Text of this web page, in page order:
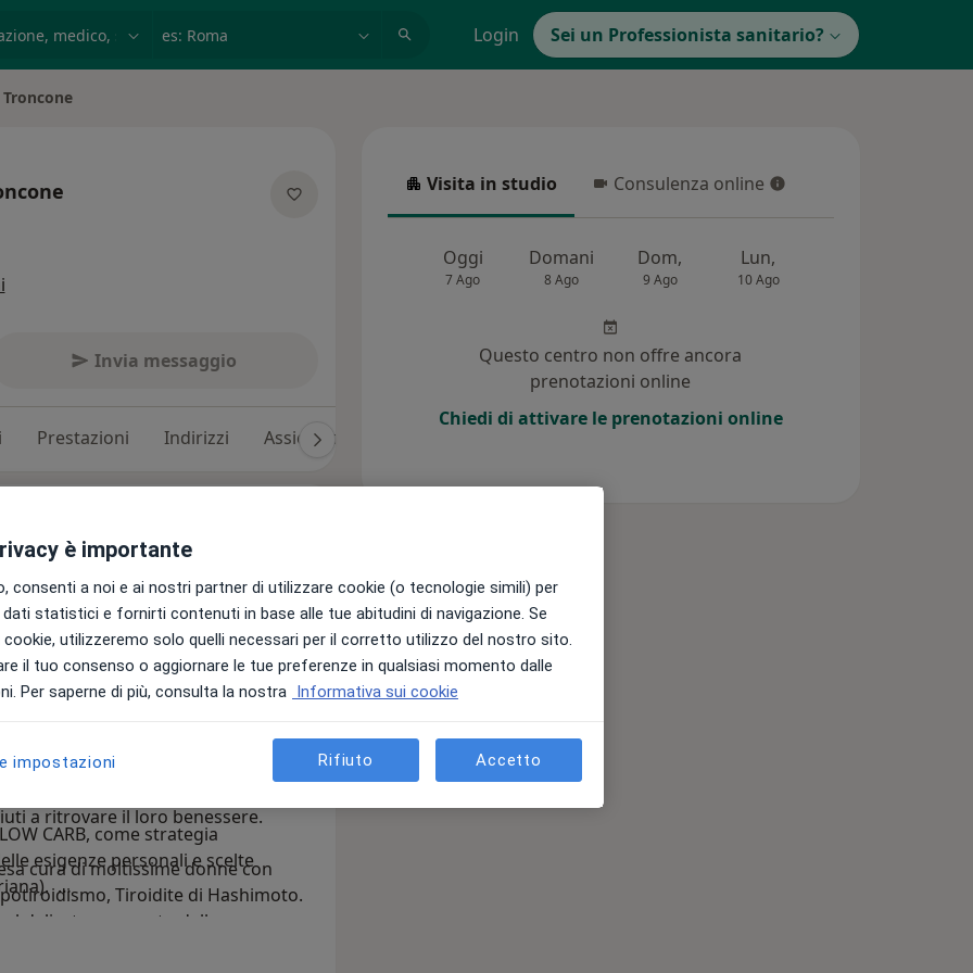
Login Sei un Professionista sanitario?
Invia messaggio
Prestazioni Indirizzi Assicurazioni
la salute dei suoi pazienti come
sul paziente dopo un' accurata
andando a correggere le
fisico e mentale.
che sentono la necessità
a ritrovare il loro benessere.
cura di moltissime donne con
Tiroidite di Hashimoto.
delicato momento della
protocolli nutrizionali.
CARB, come strategia
esigenze personali e scelte
il modello mediterraneo.
Visita in studio
Visita in studio Consulenza online
Consulenza online
Oggi
7 Ago
Domani
8 Ago
Dom,
9 Ago
Lun,
10 Ago
Questo centro non offre ancora
prenotazioni online
Chiedi di attivare le prenotazioni online
è importante
consenti a noi e ai nostri partner di utilizzare cookie (o tecnologie simili) per
statistici e fornirti contenuti in base alle tue abitudini di navigazione. Se
utilizzeremo solo quelli necessari per il corretto utilizzo del nostro sito.
il tuo consenso o aggiornare le tue preferenze in qualsiasi momento dalle
Per saperne di più, consulta la nostra Informativa sui cookie
impostazioni Rifiuto Accetto